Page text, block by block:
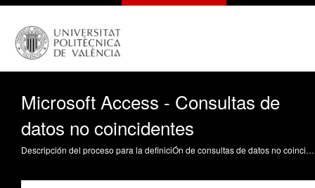
Microsoft Access - Consultas de
datos no coincidentes
Descripción del proceso para la definiciÓn de consultas de datos no coincidentes usando un asistente. Estas consultas nos permiten averiguar diferencias de información entre dos tablas de datos Braquehais Acero, V. (2008). Microsoft Access - Consultas de datos no coincidentes. https://riunet.upv.es/handle/10251/921